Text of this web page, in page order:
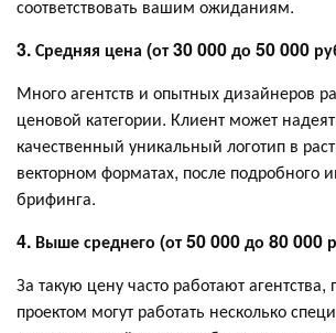
соответствовать вашим ожиданиям.
3. Средняя цена (от 30 000 до 50 000
Много агентств и опытных дизайнеров
ценовой категории. Клиент может
качественный уникальный логотип в
векторном форматах, после подробного
брифинга.
4. Выше среднего (от 50 000 до 80 000
За такую цену часто работают
проектом могут работать несколько